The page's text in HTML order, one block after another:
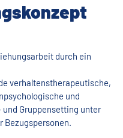
durch ein
verhaltenstherapeutische,
und
Gruppensetting unter
Bezugspersonen.